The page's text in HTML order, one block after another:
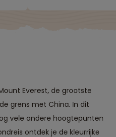
Everest, de grootste
grens met China. In dit
vele andere hoogtepunten
ontdek je de kleurrijke